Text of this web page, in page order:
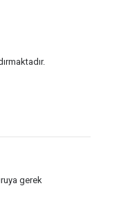
gerek